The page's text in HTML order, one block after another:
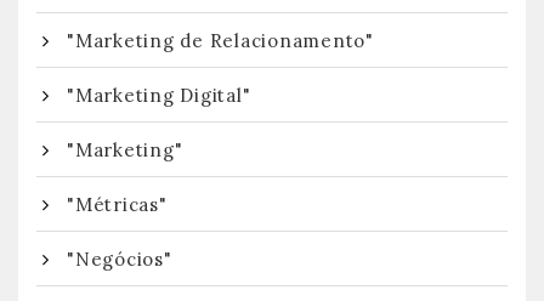
"Marketing de Relacionamento"
"Marketing Digital"
"Marketing"
"Métricas"
"Negócios"